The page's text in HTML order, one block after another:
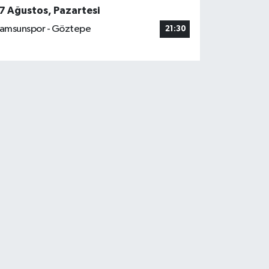
Ağustos, Pazartesi
- Göztepe
21:30